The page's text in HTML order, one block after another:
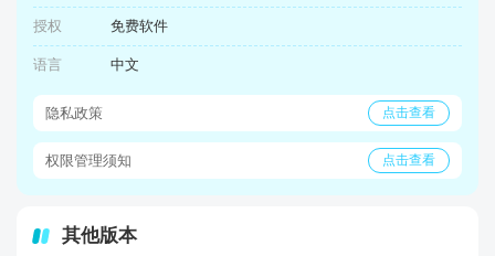
授权 免费软件
语言 中文
隐私政策 点击查看
权限管理须知 点击查看
其他版本